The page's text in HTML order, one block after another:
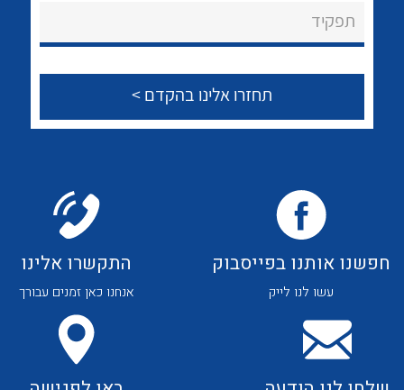
צור קשר
לכל מוצרי היצרן לכל מוצרי היצרן
תפקיד
חפשנו אותנו בפייסבוק
עשו לנו לייק
התקשרו אלינו
אנחנו כאן זמנים עבורך